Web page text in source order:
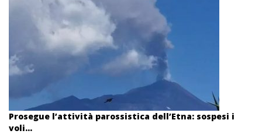
Prosegue l’attività parossistica dell’Etna: sospesi i
voli...